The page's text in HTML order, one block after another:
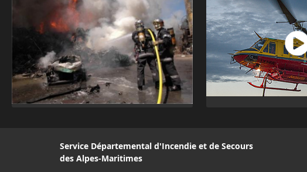
Service Départemental d'Incendie et de Secours
des Alpes-Maritimes